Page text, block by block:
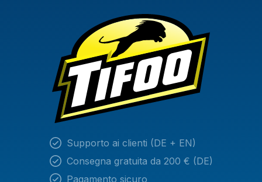
Supporto ai clienti (DE + EN)
Consegna gratuita da 200 € (DE)
Pagamento sicuro